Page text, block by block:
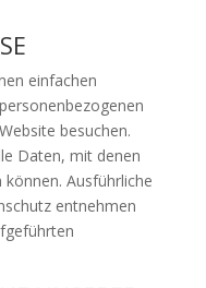
einfachen
besuchen.
Daten, mit denen
Ausführliche
entnehmen